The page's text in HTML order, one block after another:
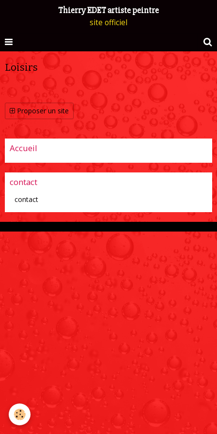
Thierry EDET artiste peintre
site officiel
Loisirs
Proposer un site
Accueil
contact
contact